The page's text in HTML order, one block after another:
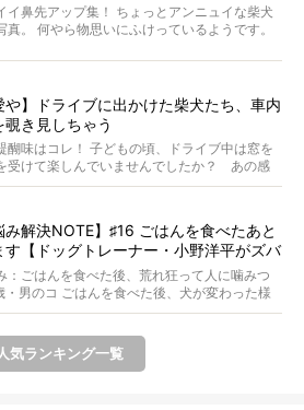
イ鼻先アップ集！ ちょっとアンニュイな柴犬
真。 何やら物思いにふけっているようです。
や】ドライブに出かけた柴犬たち、車内
覗き見しちゃう
醐味はコレ！ 子どもの頃、ドライブ中は窓を
受けて楽しんでいませんでしたか？ あの感
み解決NOTE】♯16 ごはんを食べたあと
す【ドッグトレーナー・小野洋平がズバ
：ごはんを食べた後、荒れ狂って人に噛みつ
・男のコ ごはんを食べた後、犬が変わった様
気ランキング一覧